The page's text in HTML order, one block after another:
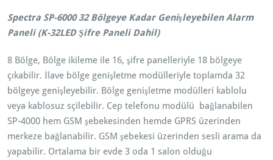
g
e
e
K
a
d
a
r
G
Spectra SP-6000 32 Bölgeye Kadar Genişleyebilen Alarm
Paneli (K-32LED Şifre Paneli Dahil)
8 Bölge, Bölge ikileme ile 16, şifre panelleriyle 18 bölgeye
çıkabilir. İlave bölge genişletme modülleriyle toplamda 32
bölgeye genişleyebilir. Bölge genişletme modülleri kablolu
veya kablosuz sçilebilir. Cep telefonu modülü bağlanabilen
SP-4000 hem GSM şebekesinden hemde GPRS üzerinden
merkeze bağlanabilir. GSM şebekesi üzerinden sesli arama da
yapabilir. Ortalama bir evde 3 oda 1 salon olduğu